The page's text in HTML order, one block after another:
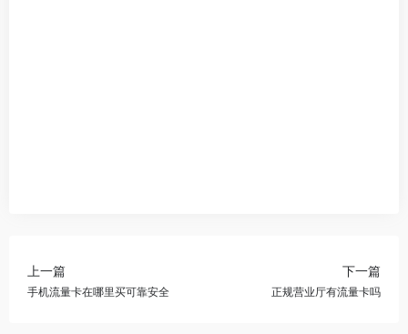
上一篇
手机流量卡在哪里买可靠安全
下一篇
正规营业厅有流量卡吗